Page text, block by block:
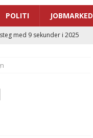
POLITI JOBMARKED
med 9 sekunder i 2025
400.000 kørsler over